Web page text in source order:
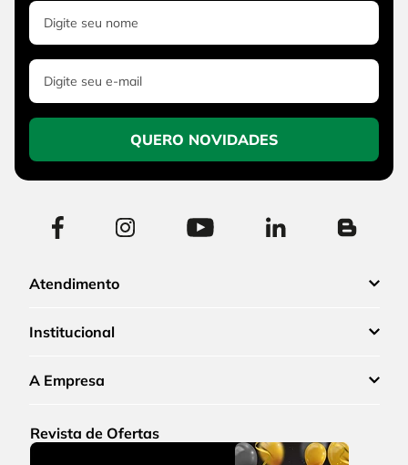
QUERO NOVIDADES
Atendimento
Institucional
A Empresa
Revista de Ofertas